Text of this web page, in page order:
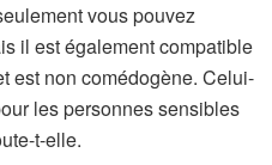
vous pouvez
il est également compatible
est non comédogène. Celui-
les personnes sensibles
t-elle.